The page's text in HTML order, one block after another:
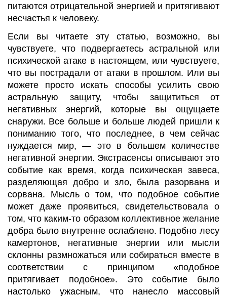
питаются отрицательной энергией и притягивают
несчастья к человеку.
Если вы читаете эту статью, возможно, вы
чувствуете, что подвергаетесь астральной или
психической атаке в настоящем, или чувствуете,
что вы пострадали от атаки в прошлом. Или вы
можете просто искать способы усилить свою
астральную защиту, чтобы защититься от
негативных энергий, которые вы ощущаете
снаружи. Все больше и больше людей пришли к
пониманию того, что последнее, в чем сейчас
нуждается мир, — это в большем количестве
негативной энергии. Экстрасенсы описывают это
событие как время, когда психическая завеса,
разделяющая добро и зло, была разорвана и
сорвана. Мысль о том, что подобное событие
может даже проявиться, свидетельствовала о
том, что каким-то образом коллективное желание
добра было внутренне ослаблено. Подобно лесу
камертонов, негативные энергии или мысли
склонны размножаться или собираться вместе в
соответствии с принципом «подобное
притягивает подобное». Это событие было
настолько ужасным, что нанесло массовый